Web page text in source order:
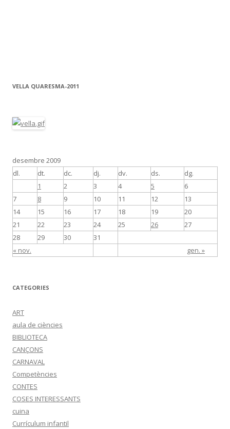
VELLA QUARESMA-2011
desembre 2009
dl.
dt. dc. dj. dv. ds. dg.
« nov. gen. »
1 2 3 4 5
6
7
8 9 10 11 12
13
14
15 16 17 18 19
20
21
22 23 24 25 26
27
28
29 30 31
CATEGORIES
ART
aula de ciències
BIBLIOTECA
CANÇONS
CARNAVAL
Competències
CONTES
COSES INTERESSANTS
cuina
Currículum infantil